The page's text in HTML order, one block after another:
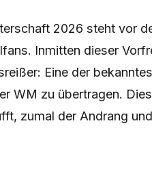
2026 steht vor
Inmitten dieser
Eine der
WM zu übertragen.
zumal der Andrang